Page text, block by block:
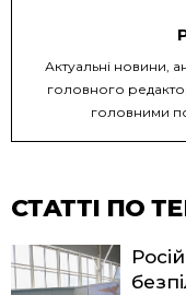
Актуальні новини,
головного
головними
СТАТТІ ПО